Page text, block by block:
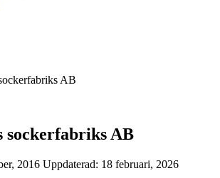
AB
sockerfabriks AB
2016 Uppdaterad: 18 februari, 2026